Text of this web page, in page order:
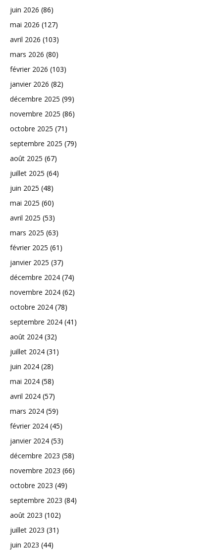
juin 2026 (86)
mai 2026 (127)
avril 2026 (103)
mars 2026 (80)
février 2026 (103)
janvier 2026 (82)
décembre 2025 (99)
novembre 2025 (86)
octobre 2025 (71)
septembre 2025 (79)
août 2025 (67)
juillet 2025 (64)
juin 2025 (48)
mai 2025 (60)
avril 2025 (53)
mars 2025 (63)
février 2025 (61)
janvier 2025 (37)
décembre 2024 (74)
novembre 2024 (62)
octobre 2024 (78)
septembre 2024 (41)
août 2024 (32)
juillet 2024 (31)
juin 2024 (28)
mai 2024 (58)
avril 2024 (57)
mars 2024 (59)
février 2024 (45)
janvier 2024 (53)
décembre 2023 (58)
novembre 2023 (66)
octobre 2023 (49)
septembre 2023 (84)
août 2023 (102)
juillet 2023 (31)
juin 2023 (44)